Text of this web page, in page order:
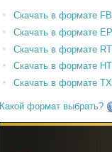
Скачать в формате
Скачать в формате
Скачать в формате
Скачать в формате
Скачать в формате
Какой формат выбрать?